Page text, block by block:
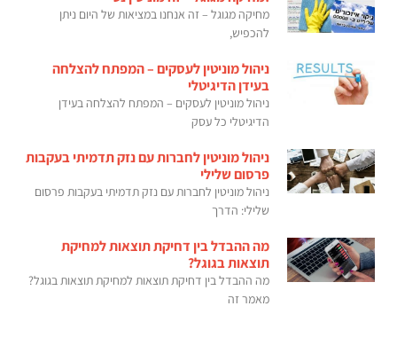
מחיקה מגוגל – זה אנחנו במציאות של היום ניתן
להכפיש,
ניהול מוניטין לעסקים – המפתח להצלחה
בעידן הדיגיטלי
ניהול מוניטין לעסקים – המפתח להצלחה בעידן
הדיגיטלי כל עסק
ניהול מוניטין לחברות עם נזק תדמיתי בעקבות
פרסום שלילי
ניהול מוניטין לחברות עם נזק תדמיתי בעקבות פרסום
שלילי: הדרך
מה ההבדל בין דחיקת תוצאות למחיקת
תוצאות בגוגל?
מה ההבדל בין דחיקת תוצאות למחיקת תוצאות בגוגל?
מאמר זה